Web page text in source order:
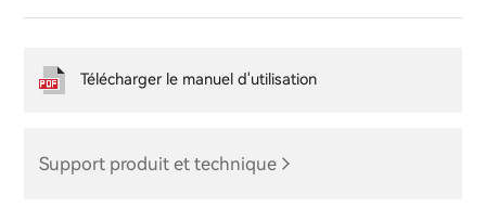
Support produit et technique
Télécharger le manuel d'utilisation